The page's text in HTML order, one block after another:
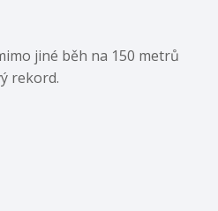
jiné běh na 150 metrů
rekord.